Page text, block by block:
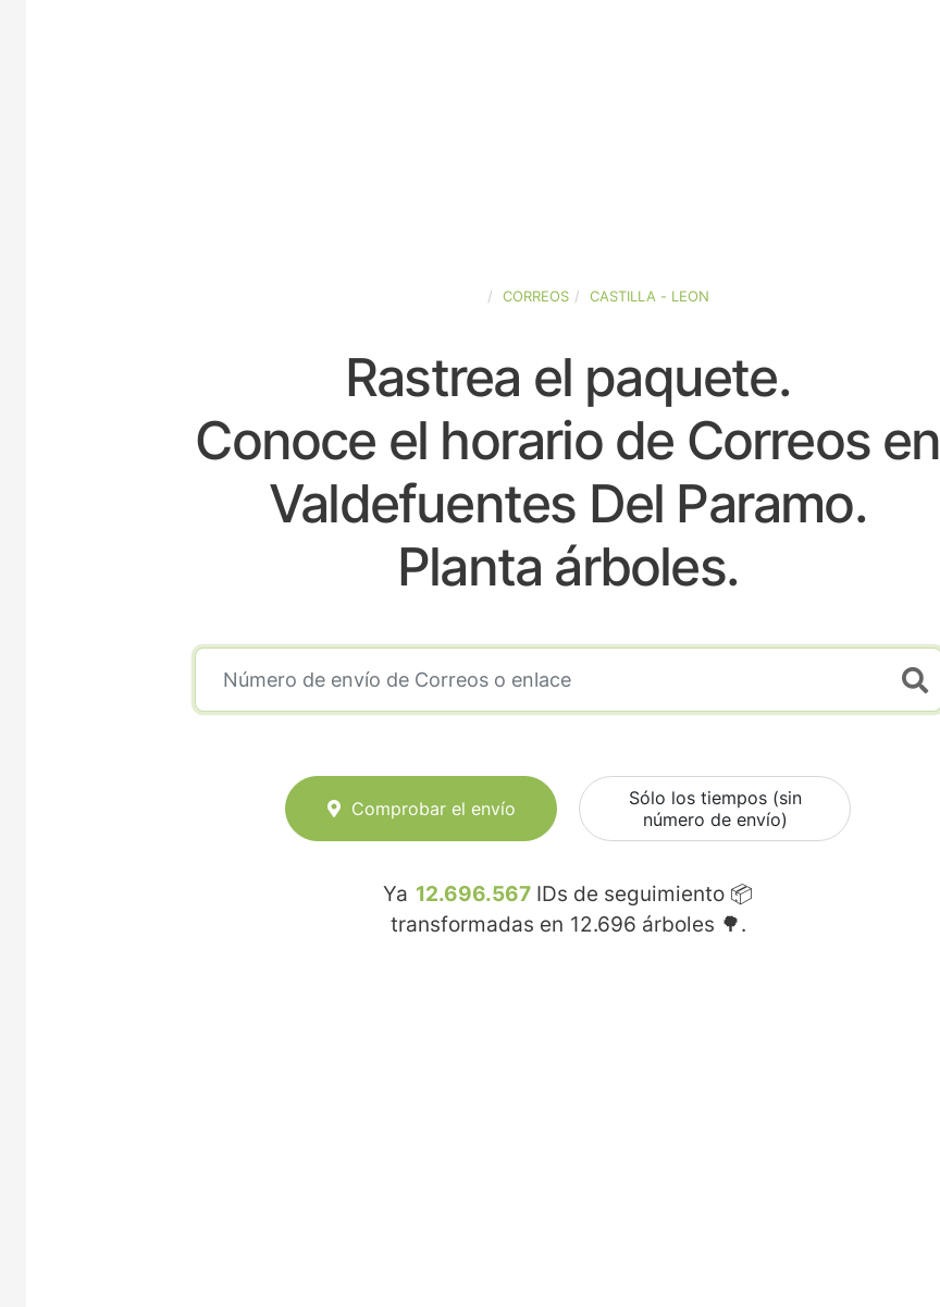
CORREOS CASTILLA - LEON
Rastrea el paquete.
Conoce el horario de Correos en
Valdefuentes Del Paramo.
Planta árboles.
Comprobar el envío
Sólo los tiempos (sin
número de envío)
Ya 12.696.567 IDs de seguimiento 📦
transformadas en 12.696 árboles 🌳.